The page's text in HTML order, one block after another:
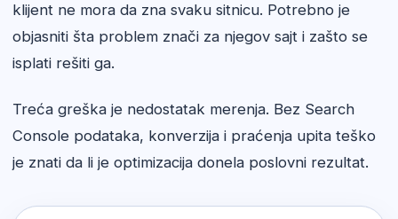
klijent ne mora da zna svaku sitnicu. Potrebno je
objasniti šta problem znači za njegov sajt i zašto se
isplati rešiti ga.
Treća greška je nedostatak merenja. Bez Search
Console podataka, konverzija i praćenja upita teško
je znati da li je optimizacija donela poslovni rezultat.